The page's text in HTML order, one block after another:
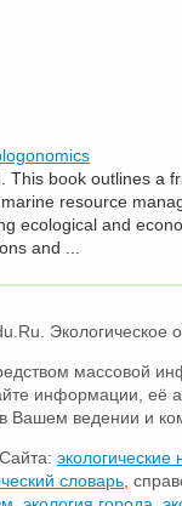
This book outlines a
resource
ecological and
and ...
Экологическое
массовой
информации, её
Вашем ведении и
экологические
словарь,